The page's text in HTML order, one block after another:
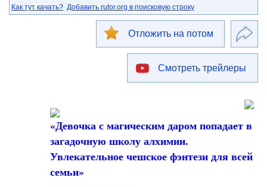
Как тут качать? Добавить rutor.org в поисковую строку
Отложить на потом
Смотреть трейлеры
«Девочка с магическим даром попадает в
загадочную школу алхимии.
Увлекательное чешское фэнтези для всей
семьи»